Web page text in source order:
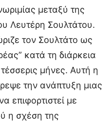
μεταξύ της
Λευτέρη Σουλτάτου.
τον Σουλτάτο ως
κατά τη διάρκεια
μήνες. Αυτή η
την ανάπτυξη μιας
επιφορτιστεί με
η σχέση της